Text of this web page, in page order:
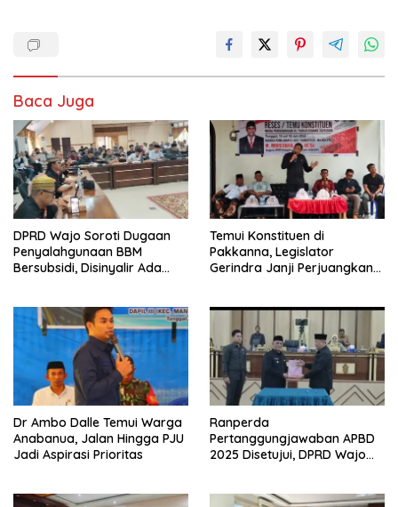
Baca Juga
DPRD Wajo Soroti Dugaan
Penyalahgunaan BBM
Bersubsidi, Disinyalir Ada
Temui Konstituen di
Pakkanna, Legislator
Gerindra Janji Perjuangkan
Dr Ambo Dalle Temui Warga
Anabanua, Jalan Hingga PJU
Jadi Aspirasi Prioritas
Ranperda
Pertanggungjawaban APBD
2025 Disetujui, DPRD Wajo
Efektif